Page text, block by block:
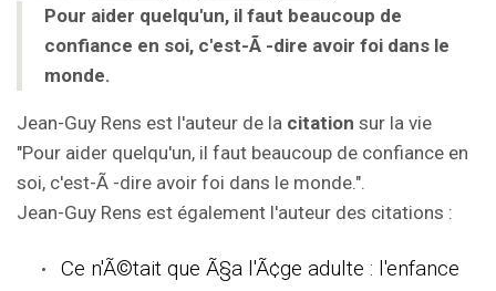
Pour aider quelqu'un, il faut beaucoup de
confiance en soi, c'est-Ã -dire avoir foi dans le
monde.
Jean-Guy Rens est l'auteur de la citation sur la vie
"Pour aider quelqu'un, il faut beaucoup de confiance en
soi, c'est-Ã -dire avoir foi dans le monde.".
Jean-Guy Rens est également l'auteur des citations :
Ce n'Ã©tait que Ã§a l'Ã¢ge adulte : l'enfance